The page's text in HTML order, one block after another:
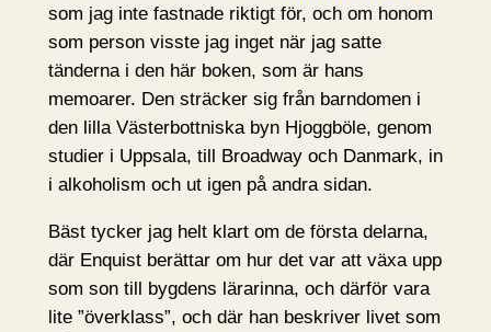
som jag inte fastnade riktigt för, och om honom
som person visste jag inget när jag satte
tänderna i den här boken, som är hans
memoarer. Den sträcker sig från barndomen i
den lilla Västerbottniska byn Hjoggböle, genom
studier i Uppsala, till Broadway och Danmark, in
i alkoholism och ut igen på andra sidan.
Bäst tycker jag helt klart om de första delarna,
där Enquist berättar om hur det var att växa upp
som son till bygdens lärarinna, och därför vara
lite ”överklass”, och där han beskriver livet som